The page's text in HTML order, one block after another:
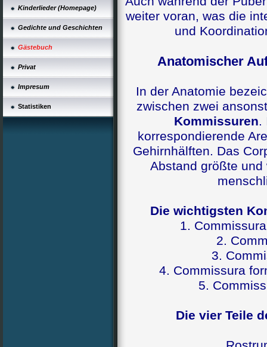
Kinderlieder (Homepage)
Gedichte und Geschichten
Gästebuch
Privat
Impresum
Statistiken
weiter voran, was die
und
Anatomischer
In der Anatomie
zwischen zwei
Kommissuren.
korrespondierende
Gehirnhälften. Das
Abstand größte
Die wichtigsten
1.
2.
3.
4. Commissura
5.
Die vier Teile